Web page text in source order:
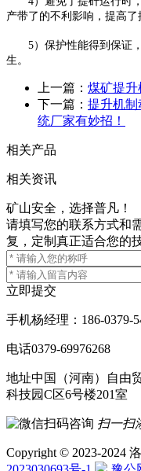
产带了的不利影响，提高了
5）保护性能得到保证，
生。
上一篇： 煤矿提升
下一篇： 提升机制
统厂家有妙招！
相关产品
相关资讯
矿山安全，选择普凡！
请填写您的联系方式和
复，定制真正适合您的
立即提交
手机杨经理：186-0379-
电话0379-69976268
地址中国（河南）自由
科技园C区6号楼201室
扫一扫
Copyright © 2023-2024